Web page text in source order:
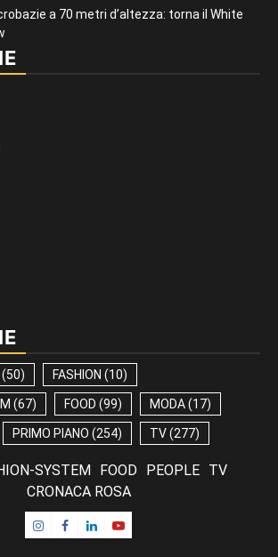
a 70 metri d’altezza: torna il White
(50) FASHION (10)
(67) FOOD (99) MODA(17)
PRIMO PIANO (254) TV(277)
SYSTEM FOOD PEOPLE
TV
CRONACA ROSA
Instagram
Facebook
LinkedinYoutube